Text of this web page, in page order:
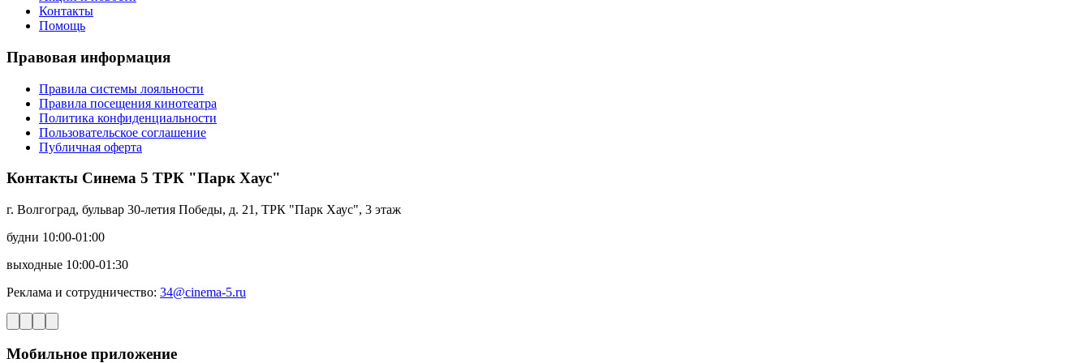
Контакты
Помощь
Правовая информация
Правила системы лояльности
Правила посещения кинотеатра
Политика конфиденциальности
Пользовательское соглашение
Публичная оферта
Контакты Синема 5 ТРК "Парк Хаус"
г. Волгоград, бульвар 30-летия Победы, д. 21, ТРК "Парк Хаус", 3 этаж
будни 10:00-01:00
выходные 10:00-01:30
Реклама и сотрудничество: 34@cinema-5.ru
Мобильное приложение